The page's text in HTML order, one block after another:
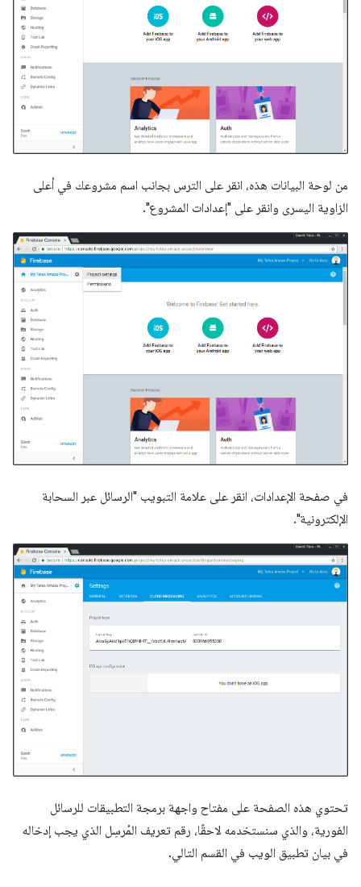
من لوحة البيانات هذه، انقر على الترس بجانب اسم مشروعك في أعلى
الزاوية اليسرى وانقر على "إعدادات المشروع".
في صفحة الإعدادات، انقر على علامة التبويب "الرسائل عبر السحابة
الإلكترونية".
تحتوي هذه الصفحة على مفتاح واجهة برمجة التطبيقات للرسائل
الفورية، والذي سنستخدمه لاحقًا، رقم تعريف المُرسِل الذي يجب إدخاله
في بيان تطبيق الويب في القسم التالي.